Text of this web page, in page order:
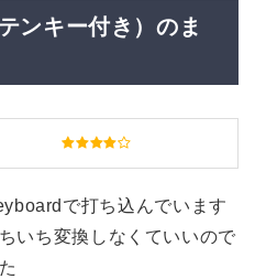
ンキー付き）のま
で打ち込んでいます
いち変換しなくていいので